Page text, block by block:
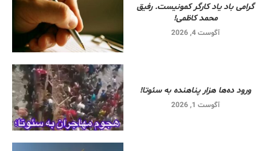
گرامی باد یاد کارگر کمونیست. رفیق
محمد کاظمی!
آگوست 4, 2026
ورود ده‌ها هزار پناهنده به سئوتا!
آگوست 1, 2026